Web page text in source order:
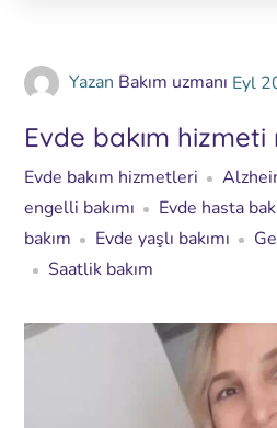
Yazan Bakım uzmanı Eyl
Evde bakım
Evde bakım hizmetleri
engelli bakımı
Evde hasta
bakım
Evde yaşlı bakımı
Saatlik bakım